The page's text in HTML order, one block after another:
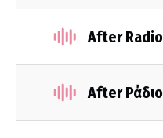
After
After